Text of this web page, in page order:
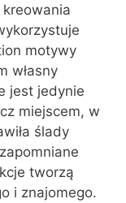
motywy
własny
jest jedynie
miejscem, w
ślady
tworzą
i znajomego.